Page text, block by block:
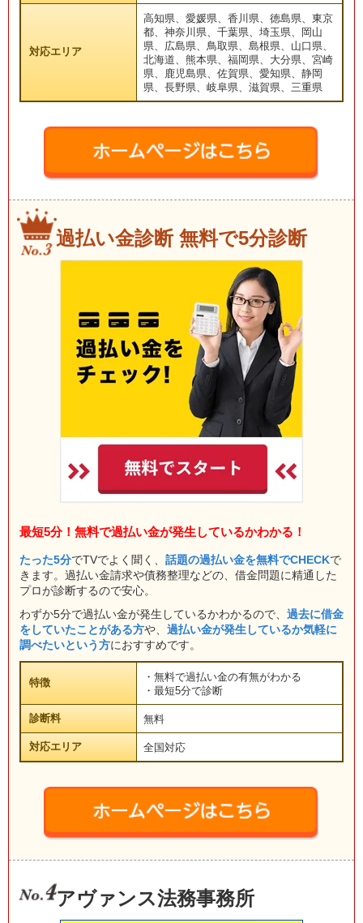
対応エリア
高知県、愛媛県、香川県、徳島県、東京
都、神奈川県、千葉県、埼玉県、岡山
県、広島県、鳥取県、島根県、山口県、
北海道、熊本県、福岡県、大分県、宮崎
県、鹿児島県、佐賀県、愛知県、静岡
県、長野県、岐阜県、滋賀県、三重県
過払い金診断 無料で5分診断
最短5分！無料で過払い金が発生しているかわかる！
たった5分でTVでよく聞く、 話題の過払い金を無料でCHECKで
きます。過払い金請求や債務整理などの、借金問題に精通した
プロが診断するので安心。
わずか5分で過払い金が発生しているかわかるので、 過去に借金
をしていたことがある方や、 過払い金が発生しているか気軽に
調べたいという方におすすめです。
特徴
・無料で過払い金の有無がわかる
・最短5分で診断
診断料 無料
対応エリア 全国対応
アヴァンス法務事務所